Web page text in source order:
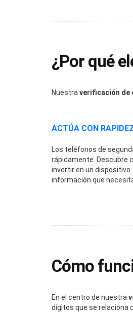
¿Por qué
Nuestra verificación de
ACTÚA CON
Los teléfonos de
rápidamente. Descubre
invertir en un
información que
Cómo
En el centro de nuestra
dígitos que se relaciona